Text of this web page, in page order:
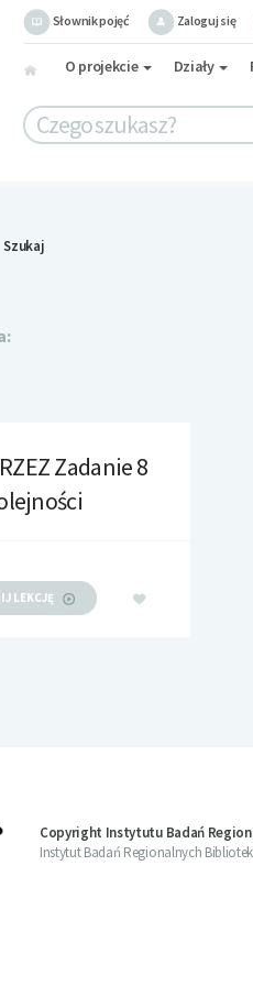
Słownik pojęć Zaloguj się
O projekcie Działy
Szukaj
Zadanie 8
LEKCJĘ
Copyright Instytutu Badań
Instytut Badań Regionalnych